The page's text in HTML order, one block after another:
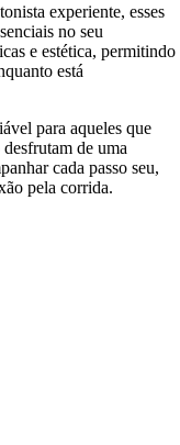
experiente, esses
no seu
e estética, permitindo
está
para aqueles que
de uma
cada passo seu,
pela corrida.